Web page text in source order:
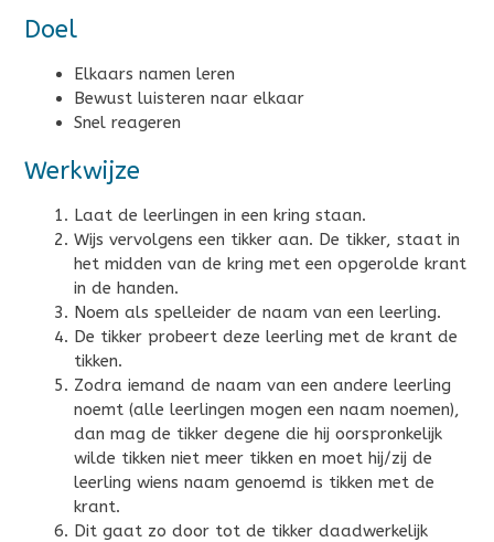
Doel
Elkaars namen leren
Bewust luisteren naar elkaar
Snel reageren
Werkwijze
Laat de leerlingen in een kring staan.
Wijs vervolgens een tikker aan. De tikker, staat in
het midden van de kring met een opgerolde krant
in de handen.
Noem als spelleider de naam van een leerling.
De tikker probeert deze leerling met de krant de
tikken.
Zodra iemand de naam van een andere leerling
noemt (alle leerlingen mogen een naam noemen),
dan mag de tikker degene die hij oorspronkelijk
wilde tikken niet meer tikken en moet hij/zij de
leerling wiens naam genoemd is tikken met de
krant.
Dit gaat zo door tot de tikker daadwerkelijk